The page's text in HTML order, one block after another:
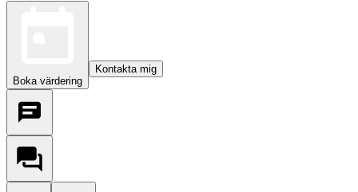
Boka värdering
Kontakta mig